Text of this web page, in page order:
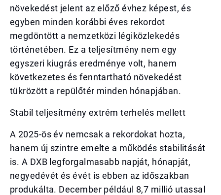
növekedést jelent az előző évhez képest, és
egyben minden korábbi éves rekordot
megdöntött a nemzetközi légiközlekedés
történetében. Ez a teljesítmény nem egy
egyszeri kiugrás eredménye volt, hanem
következetes és fenntartható növekedést
tükrözött a repülőtér minden hónapjában.
Stabil teljesítmény extrém terhelés mellett
A 2025-ös év nemcsak a rekordokat hozta,
hanem új szintre emelte a működés stabilitását
is. A DXB legforgalmasabb napját, hónapját,
negyedévét és évét is ebben az időszakban
produkálta. December például 8,7 millió utassal